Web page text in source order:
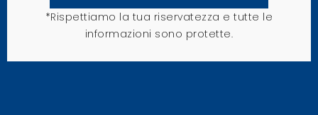
*Rispettiamo la tua riservatezza e tutte le
informazioni sono protette.